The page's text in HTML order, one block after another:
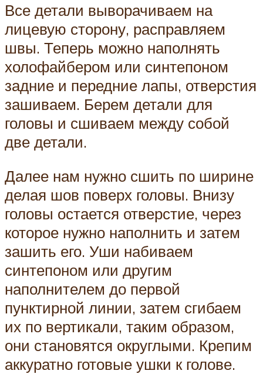
Все детали выворачиваем на
лицевую сторону, расправляем
швы. Теперь можно наполнять
холофайбером или синтепоном
задние и передние лапы, отверстия
зашиваем. Берем детали для
головы и сшиваем между собой
две детали.
Далее нам нужно сшить по ширине
делая шов поверх головы. Внизу
головы остается отверстие, через
которое нужно наполнить и затем
зашить его. Уши набиваем
синтепоном или другим
наполнителем до первой
пунктирной линии, затем сгибаем
их по вертикали, таким образом,
они становятся округлыми. Крепим
аккуратно готовые ушки к голове.